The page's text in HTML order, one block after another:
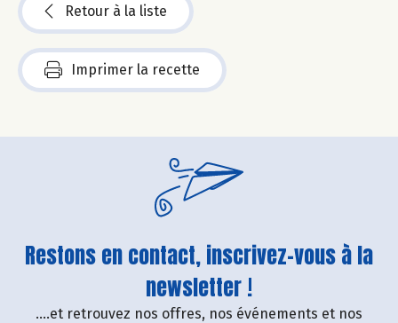
Retour à la liste
Imprimer la recette
Restons en contact, inscrivez-vous à la
newsletter !
....et retrouvez nos offres, nos événements et nos